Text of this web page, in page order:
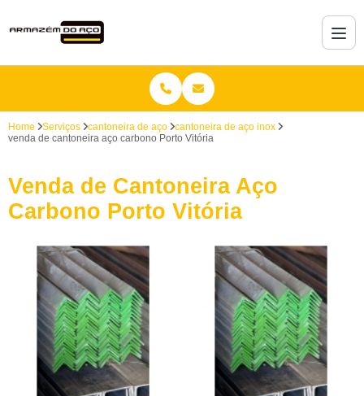
Home Serviços cantoneira de aço
cantoneira de aço inox
venda de cantoneira aço carbono Porto Vitória
Venda de Cantoneira Aço
Carbono Porto Vitória